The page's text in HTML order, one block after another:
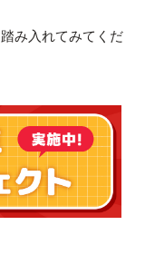
み入れてみてくだ